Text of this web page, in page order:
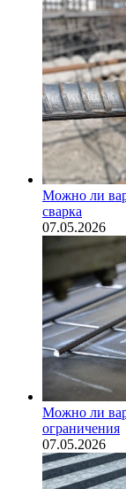
Можно ли
сварка
07.05.2026
Можно ли
ограничения
07.05.2026